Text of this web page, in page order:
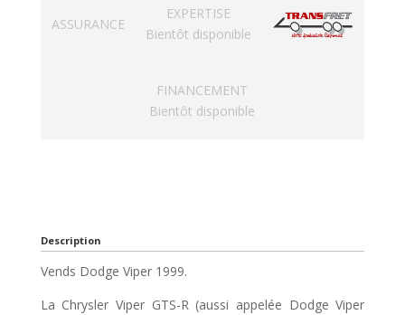
ASSURANCE
EXPERTISE
Bientôt disponible
FINANCEMENT
Bientôt disponible
Description
Vends Dodge Viper 1999.
La Chrysler Viper GTS-R (aussi appelée Dodge Viper